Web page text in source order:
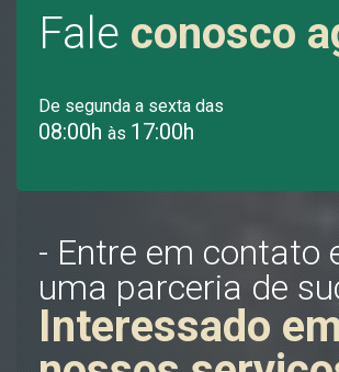
Fale conosco
De segunda a sexta das
08:00h às 17:00h
- Entre em contato
uma parceria de
Interessado em